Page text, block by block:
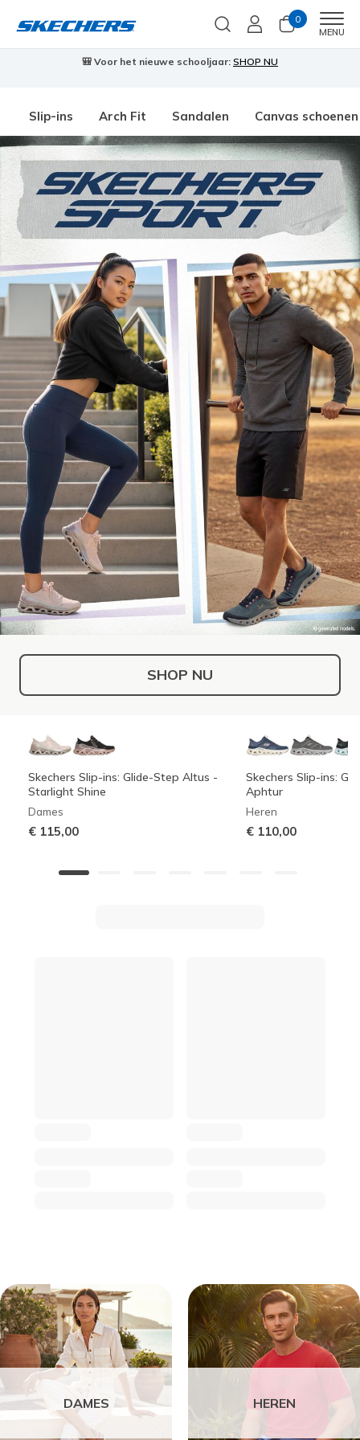
0
MENU
🎒 Voor het nieuwe schooljaar: SHOP NU
Slip-ins Arch Fit Sandalen Canvas schoenen
SHOP NU
Skechers Slip-ins: Glide-Step Altus -
Starlight Shine
Dames
€ 115,00
Skechers Slip-ins:
Aphtur
Heren
€ 110,00
DAMES HEREN